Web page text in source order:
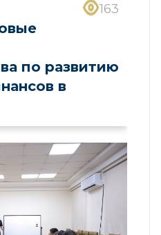
163
по развитию
в